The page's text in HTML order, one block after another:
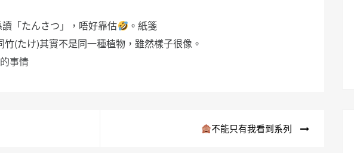
讀「たんさつ」，唔好靠估
。紙箋
(たけ)其實不是同一種植物，雖然樣子很像。
事情
不能只有我看到系列